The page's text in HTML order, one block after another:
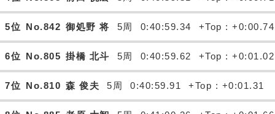
5位 No.842 御処野 将 5周 0:40:59.34 +Top : +0:00.74
6位 No.805 掛橋 北斗 5周 0:40:59.62 +Top : +0:01.02
7位 No.810 森 俊夫 5周 0:40:59.91 +Top : +0:01.31